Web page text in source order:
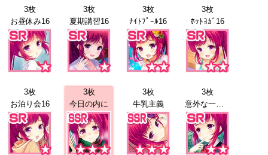
3枚
お昼休み16
3枚
夏期講習16
3枚
ﾅｲﾄﾌﾟｰﾙ16
3枚
ﾎｯﾄﾖｶﾞ16
3枚
お泊り会16
3枚
今日の内に
3枚
牛乳主義
3枚
意外な一面17